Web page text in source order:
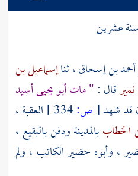
أحمد بن إسحاق، ثناإسماعيل بن
قال :" ماتأبو يحيى أسيد
قد شهد[ص: العقبة،
الخطاببالمدينةودفنبالبقيع ،
، وأبوه حضير الكاتب ، ولم